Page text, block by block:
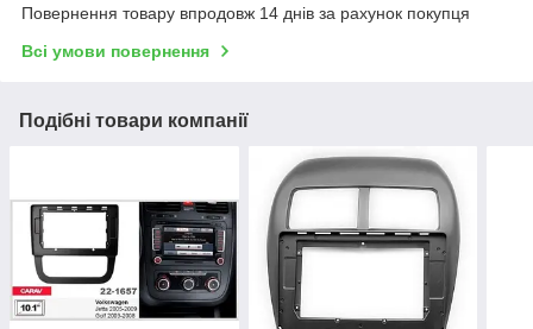
Повернення товару впродовж 14 днів за рахунок покупця
Всі умови повернення
Подібні товари компанії